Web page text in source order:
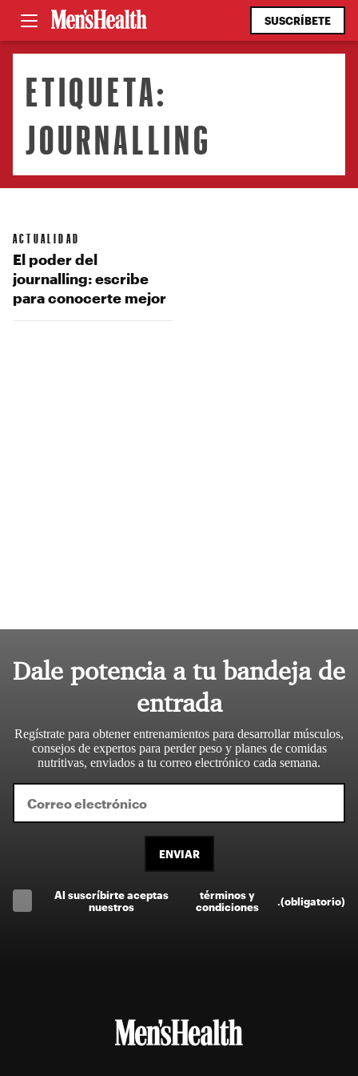
SUSCRÍBETE
ETIQUETA:
JOURNALLING
ACTUALIDAD
El poder del
journalling: escribe
para conocerte mejor
Dale potencia a tu bandeja de
entrada
Regístrate para obtener entrenamientos para desarrollar músculos,
consejos de expertos para perder peso y planes de comidas
nutritivas, enviados a tu correo electrónico cada semana.
ENVIAR
Al suscríbirte aceptas
nuestros
términos y
condiciones
(obligatorio)